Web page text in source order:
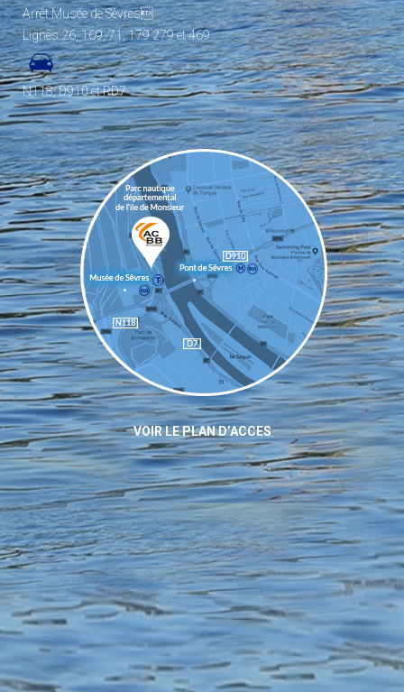
Arrêt Musée de Sèvres
Lignes 26, 169, 71, 179 279 et 469
N118, D910 et RD7
VOIR LE PLAN D’ACCES